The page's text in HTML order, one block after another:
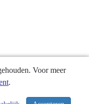
Voor meer
.